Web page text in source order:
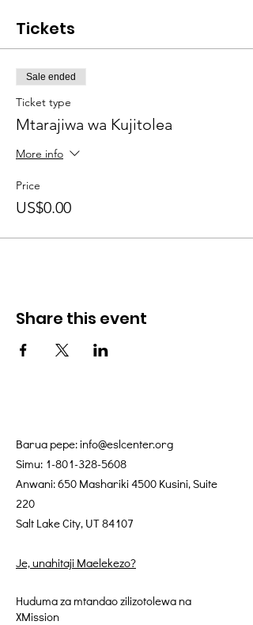
shughuli katika mafunzo pia ni fursa ya kuiga
aina za shughuli za ujifunzaji zinazothaminiwa
na ESLC katika darasa la vitendo,
linaloshirikisha, na lenye mwelekeo wa
majadiliano.
Tickets
Sale ended
Ticket type
Mtarajiwa wa Kujitolea
More info
Price
US$0.00
Share this event
Barua pepe:info@eslcenter.org
Simu: 1-801-328-5608
Anwani: 650 Mashariki 4500 Kusini, Suite
220
Salt Lake City, UT 84107
Je, unahitaji Maelekezo?
Huduma za mtandao zilizotolewa na
XMission